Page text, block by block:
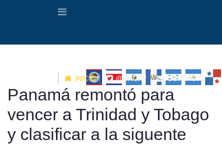
INICIO @UNCAF CONTACTO
Panamá remontó para
vencer a Trinidad y Tobago
y clasificar a la siguente